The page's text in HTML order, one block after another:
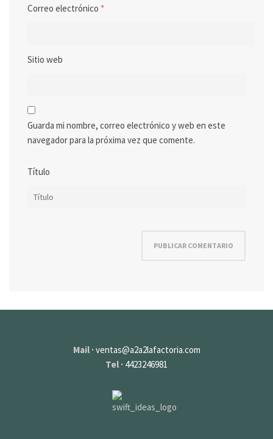
Correo electrónico *
Sitio web
Guarda mi nombre, correo electrónico y web en este
navegador para la próxima vez que comente.
Título
Mail ·ventas@a2a2lafactoria.com
Tel · 4423246981